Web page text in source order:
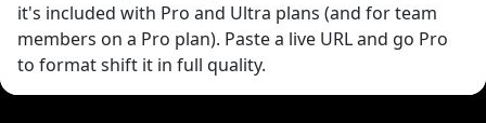
it's included with Pro and Ultra plans (and for team
members on a Pro plan). Paste a live URL and go Pro
to format shift it in full quality.